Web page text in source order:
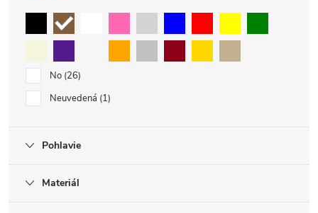
No 26
Neuvedená 1
Pohlavie
Materiál